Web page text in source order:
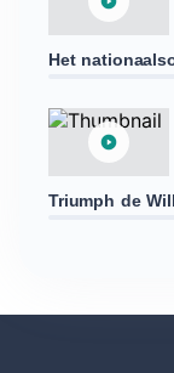
Het
Triumph de